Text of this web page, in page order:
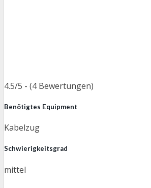
4.5/5 - (4 Bewertungen)
Benötigtes Equipment
Kabelzug
Schwierigkeitsgrad
mittel